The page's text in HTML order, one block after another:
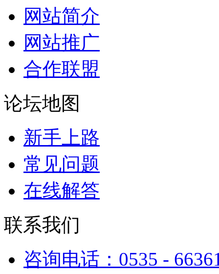
网站简介
网站推广
合作联盟
论坛地图
新手上路
常见问题
在线解答
联系我们
咨询电话：0535 -